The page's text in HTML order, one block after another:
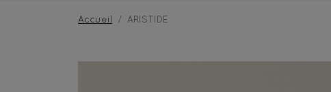
Accueil ARISTIDE